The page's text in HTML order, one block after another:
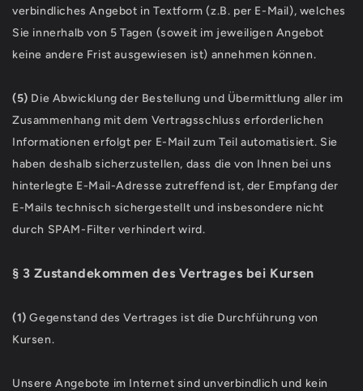
verbindliches Angebot in Textform (z.B. per E-Mail), welches
Sie innerhalb von 5 Tagen (soweit im jeweiligen Angebot
keine andere Frist ausgewiesen ist) annehmen können.
(5) Die Abwicklung der Bestellung und Übermittlung aller im
Zusammenhang mit dem Vertragsschluss erforderlichen
Informationen erfolgt per E-Mail zum Teil automatisiert. Sie
haben deshalb sicherzustellen, dass die von Ihnen bei uns
hinterlegte E-Mail-Adresse zutreffend ist, der Empfang der
E-Mails technisch sichergestellt und insbesondere nicht
durch SPAM-Filter verhindert wird.
§ 3 Zustandekommen des Vertrages bei Kursen
(1) Gegenstand des Vertrages ist die Durchführung von
Kursen.
Unsere Angebote im Internet sind unverbindlich und kein